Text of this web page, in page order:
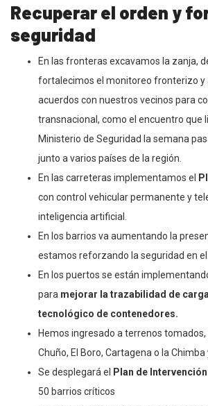
Recuperar el orden y
seguridad
En las fronteras excavamos la zanja,
fortalecimos el monitoreo fronterizo y
acuerdos con nuestros vecinos para
transnacional, como el encuentro que
Ministerio de Seguridad la semana
junto a varios países de la región.
En las carreteras implementamos el
con control vehicular permanente y
inteligencia artificial.
En los barrios va aumentando la
estamos reforzando la seguridad en
En los puertos se están
para mejorar la trazabilidad de
tecnológico de contenedores.
Hemos ingresado a terrenos
Chuño, El Boro, Cartagena o la Chimba
Se desplegará el
Plan de Intervención
50 barrios críticos